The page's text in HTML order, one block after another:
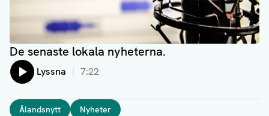
De senaste lokala nyheterna.
Lyssna 7:22
Taggar
Ålandsnytt Nyheter